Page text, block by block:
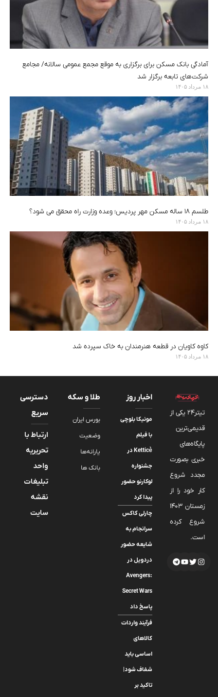
آمادگی بانک مسکن برای برگزاری به موقع مجمع عمومی سالانه/ مجامع
شرکت‌های تابعه برگزار شد
۱۸ مرداد ۱۴۰۵
طلسم ۱۸ ساله مسکن مهر پردیس؛ وعده‌ وزارت راه محقق می شود؟
۱۸ مرداد ۱۴۰۵
کاوه کاویان در قطعه هنرمندان به خاک سپرده شد
۱۸ مرداد ۱۴۰۵
تیتر24 یکی از
قدیمی‌ترین
پایگاه‌های
خبری بصورت
مجدد شروع
کار خود را از
زمستان 1403
شروع کرده
است.
اخبار روز
مونیکا بلوچی
با فیلم
Ketticè در
جشنواره
لوکارنو حضور
پیدا کرد
چارلی کاکس
سرانجام به
شایعه حضور
دردویل در
Avengers:
Secret Wars
پاسخ داد
فرآیند واردات
کالاهای
اساسی باید
شفاف شود|
تاکید بر
طلا و سکه
بورس ایران
وضعیت
یارانه‌ها
بانک ها
دسترسی
سریع
ارتباط با
تحریریه
واحد
تبلیغات
نقشه
سایت